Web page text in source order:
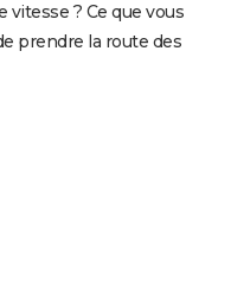
vitesse ? Ce que vous
prendre la route des